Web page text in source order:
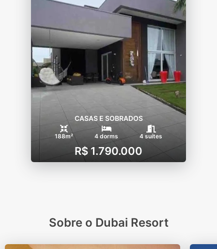
CASAS E SOBRADOS
188m² 4 dorms 4 suítes
R$ 1.790.000
Sobre o Dubai Resort